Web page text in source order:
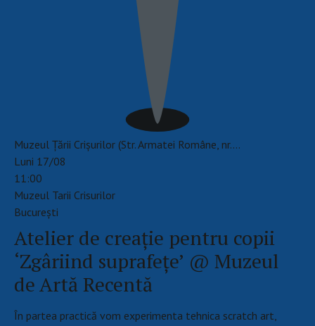
Muzeul Țării Crișurilor (Str. Armatei Române, nr.…
Luni 17/08
11:00
Muzeul Tarii Crisurilor
Bucureşti
Atelier de creație pentru copii
‘Zgâriind suprafețe’ @ Muzeul
de Artă Recentă
​În partea practică vom experimenta tehnica scratch art,